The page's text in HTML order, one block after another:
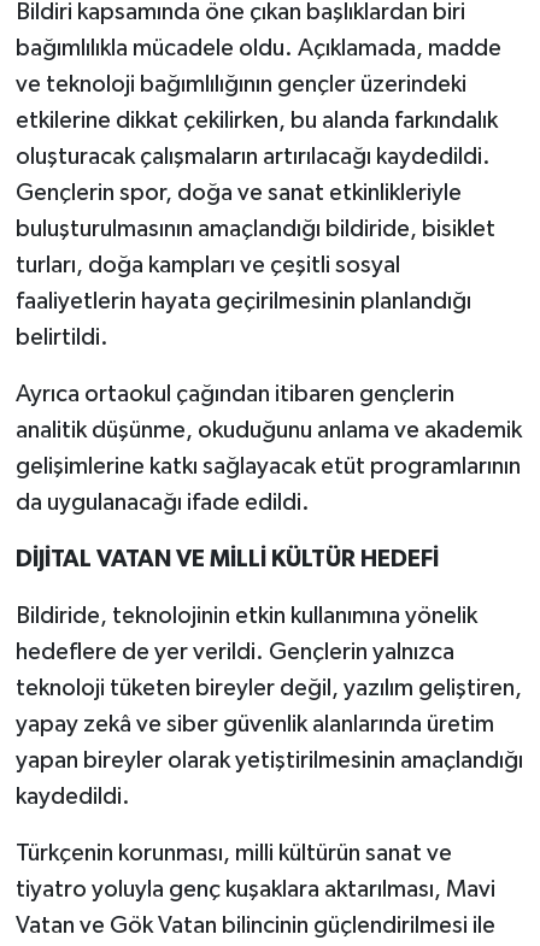
Bildiri kapsamında öne çıkan başlıklardan biri
bağımlılıkla mücadele oldu. Açıklamada, madde
ve teknoloji bağımlılığının gençler üzerindeki
etkilerine dikkat çekilirken, bu alanda farkındalık
oluşturacak çalışmaların artırılacağı kaydedildi.
Gençlerin spor, doğa ve sanat etkinlikleriyle
buluşturulmasının amaçlandığı bildiride, bisiklet
turları, doğa kampları ve çeşitli sosyal
faaliyetlerin hayata geçirilmesinin planlandığı
belirtildi.
Ayrıca ortaokul çağından itibaren gençlerin
analitik düşünme, okuduğunu anlama ve akademik
gelişimlerine katkı sağlayacak etüt programlarının
da uygulanacağı ifade edildi.
DİJİTAL VATAN VE MİLLİ KÜLTÜR HEDEFİ
Bildiride, teknolojinin etkin kullanımına yönelik
hedeflere de yer verildi. Gençlerin yalnızca
teknoloji tüketen bireyler değil, yazılım geliştiren,
yapay zekâ ve siber güvenlik alanlarında üretim
yapan bireyler olarak yetiştirilmesinin amaçlandığı
kaydedildi.
Türkçenin korunması, milli kültürün sanat ve
tiyatro yoluyla genç kuşaklara aktarılması, Mavi
Vatan ve Gök Vatan bilincinin güçlendirilmesi ile